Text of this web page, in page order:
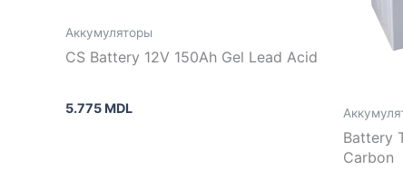
Аккумуляторы
CS Battery 12V 150Ah Gel Lead Acid
5.775 MDL
Battery
Carbon